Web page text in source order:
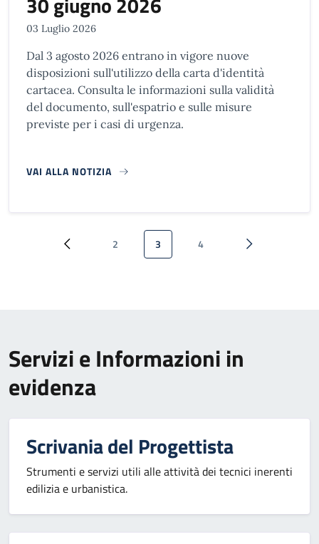
03 Luglio 2026
Dal 3 agosto 2026 entrano in vigore nuove
disposizioni sull'utilizzo della carta d'identità
cartacea. Consulta le informazioni sulla validità
del documento, sull'espatrio e sulle misure
previste per i casi di urgenza.
VAI ALLA NOTIZIA
Paginazione
Pagina precedente
Pagina
2 Pagina attuale
3 Pagina
4 Pagina
Servizi e Informazioni in
evidenza
Scrivania del Progettista
Strumenti e servizi utili alle attività dei tecnici inerenti
edilizia e urbanistica.